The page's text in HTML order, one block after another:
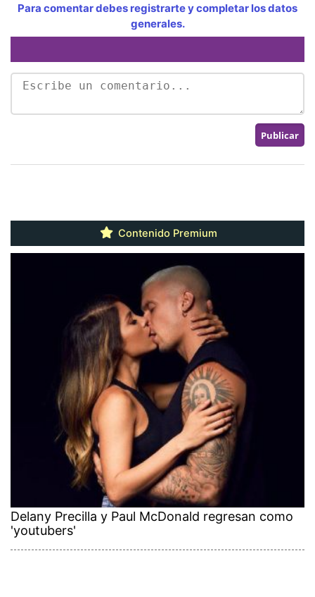
Para comentar debes registrarte y completar los datos
generales.
Contenido Premium
Delany Precilla y Paul McDonald regresan como
'youtubers'